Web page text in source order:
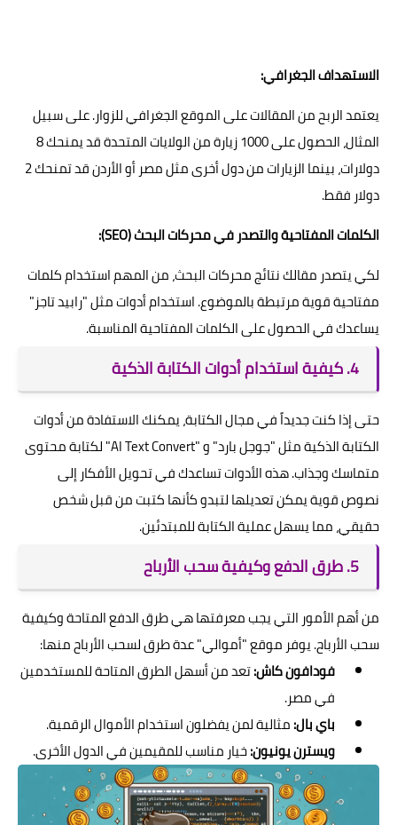
الاستهداف الجغرافي:
يعتمد الربح من المقالات على الموقع الجغرافي للزوار. على سبيل
المثال، الحصول على 1000 زيارة من الولايات المتحدة قد يمنحك 8
دولارات، بينما الزيارات من دول أخرى مثل مصر أو الأردن قد تمنحك 2
دولار فقط.
الكلمات المفتاحية والتصدر في محركات البحث (SEO):
لكي يتصدر مقالك نتائج محركات البحث، من المهم استخدام كلمات
مفتاحية قوية مرتبطة بالموضوع. استخدام أدوات مثل "رابيد تاجز"
يساعدك في الحصول على الكلمات المفتاحية المناسبة.
4. كيفية استخدام أدوات الكتابة الذكية
حتى إذا كنت جديداً في مجال الكتابة، يمكنك الاستفادة من أدوات
الكتابة الذكية مثل "جوجل بارد" و "AI Text Convert" لكتابة محتوى
متماسك وجذاب. هذه الأدوات تساعدك في تحويل الأفكار إلى
نصوص قوية يمكن تعديلها لتبدو كأنها كتبت من قبل شخص
حقيقي، مما يسهل عملية الكتابة للمبتدئين.
5. طرق الدفع وكيفية سحب الأرباح
من أهم الأمور التي يجب معرفتها هي طرق الدفع المتاحة وكيفية
سحب الأرباح. يوفر موقع "أموالي" عدة طرق لسحب الأرباح منها:
فودافون كاش:تعد من أسهل الطرق المتاحة للمستخدمين
في مصر.
باي بال:مثالية لمن يفضلون استخدام الأموال الرقمية.
ويسترن يونيون:خيار مناسب للمقيمين في الدول الأخرى.